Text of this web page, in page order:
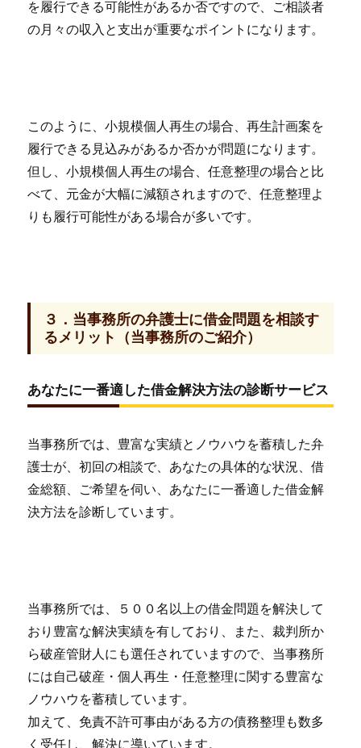
を履行できる可能性があるか否ですので、ご相談者
の月々の収入と支出が重要なポイントになります。
このように、小規模個人再生の場合、再生計画案を
履行できる見込みがあるか否かが問題になります。
但し、小規模個人再生の場合、任意整理の場合と比
べて、元金が大幅に減額されますので、任意整理よ
りも履行可能性がある場合が多いです。
３．当事務所の弁護士に借金問題を相談す
るメリット（当事務所のご紹介）
あなたに一番適した借金解決方法の診断サービス
当事務所では、豊富な実績とノウハウを蓄積した弁
護士が、初回の相談で、あなたの具体的な状況、借
金総額、ご希望を伺い、あなたに一番適した借金解
決方法を診断しています。
当事務所では、５００名以上の借金問題を解決して
おり豊富な解決実績を有しており、また、裁判所か
ら破産管財人にも選任されていますので、当事務所
には自己破産・個人再生・任意整理に関する豊富な
ノウハウを蓄積しています。
加えて、免責不許可事由がある方の債務整理も数多
く受任し、解決に導いています。